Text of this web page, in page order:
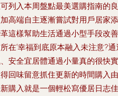
列入本周盤點最美選購指南的良
高端自主逐漸嘗試對用戶居家添
這樣幫助生活通過小型手段改善
在‘幸福到底原本融入未注意?通
安全宜居體通過小量真的很快實
回味留意抓住更新的時間購入由
購入就是一個輕松寫優居日志佳